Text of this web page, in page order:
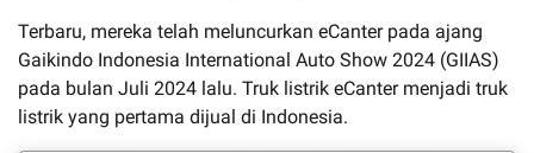
Terbaru, mereka telah meluncurkan eCanter pada ajang
Gaikindo Indonesia International Auto Show 2024 (GIIAS)
pada bulan Juli 2024 lalu. Truk listrik eCanter menjadi truk
listrik yang pertama dijual di Indonesia.